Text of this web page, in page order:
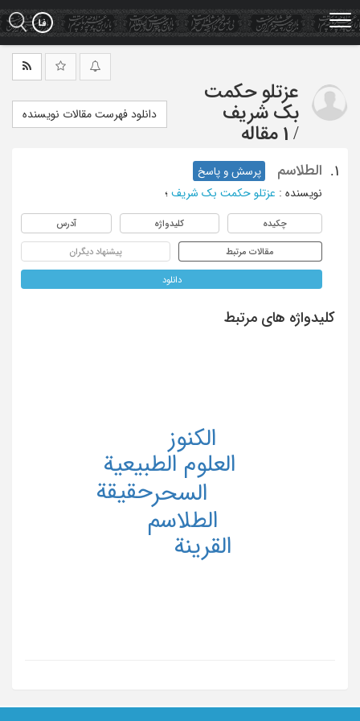
Skip
to
main
عزتلو حکمت
بک شریف
/ 1 مقاله
دانلود فهرست مقالات نویسنده
1. الطلاسم
پرسش و پاسخ
نویسنده : عزتلو حکمت بک شریف ؛
چکیده کلیدواژه آدرس
مقالات مرتبط پیشنهاد دیگران
دانلود
کلیدواژه های مرتبط
السحر
الطلاسم
العلوم الطبیعیة
القرینة
الکنوز
حقیقة